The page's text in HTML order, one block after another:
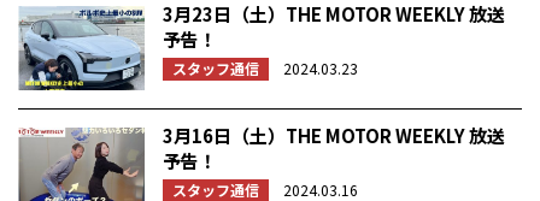
3月23日（土）THE MOTOR WEEKLY 放送
予告！
スタッフ通信 2024.03.23
3月16日（土）THE MOTOR WEEKLY 放送
予告！
スタッフ通信 2024.03.16